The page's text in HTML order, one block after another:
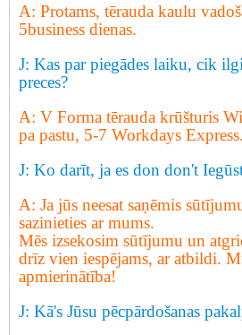
A: Protams, tērauda kaulu
5business dienas.
J: Kas par piegādes laiku, cik
preces?
A: V Forma tērauda krūšturis
pa pastu, 5-7 Workdays Express.
J: Ko darīt, ja es don don't
A: Ja jūs neesat saņēmis
sazinieties ar mums.
Mēs izsekosim sūtījumu un
drīz vien iespējams, ar atbildi.
apmierinātība!
J: Kā's Jūsu pēcpārdošanas